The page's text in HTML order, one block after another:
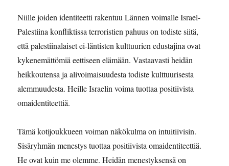
Niille joiden identiteetti rakentuu Lännen voimalle Israel-
Palestiina konfliktissa terroristien pahuus on todiste siitä,
että palestiinalaiset ei-läntisten kulttuurien edustajina ovat
kykenemättömiä eettiseen elämään. Vastaavasti heidän
heikkoutensa ja alivoimaisuudesta todiste kulttuurisesta
alemmuudesta. Heille Israelin voima tuottaa positiivista
omaidentiteettiä.
Tämä kotijoukkueen voiman näkökulma on intuitiivisin.
Sisäryhmän menestys tuottaa positiivista omaidentiteettiä.
He ovat kuin me olemme. Heidän menestyksensä on